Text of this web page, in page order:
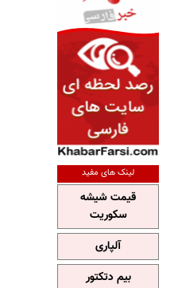
لینک های مفید
قیمت شیشه
سکوریت
آلپاری
بیم دتکتور